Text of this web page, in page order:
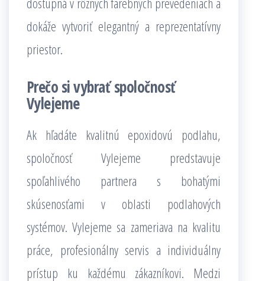
dokáže vytvoriť elegantný a reprezentatívny
priestor.
Prečo si vybrať spoločnosť
Vylejeme
Ak hľadáte kvalitnú epoxidovú podlahu,
spoločnosť Vylejeme predstavuje
spoľahlivého partnera s bohatými
skúsenosťami v oblasti podlahových
systémov. Vylejeme sa zameriava na kvalitu
práce, profesionálny servis a individuálny
prístup ku každému zákazníkovi. Medzi